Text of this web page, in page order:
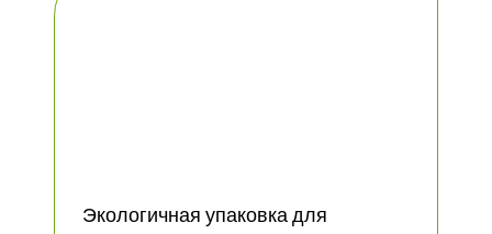
Экологичная упаковка для